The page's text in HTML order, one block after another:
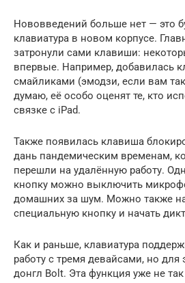
Нововведений больше нет — это
клавиатура в новом корпусе.
затронули сами клавиши:
впервые. Например, добавилась
смайликами (эмодзи, если вам
думаю, её особо оценят те, кто
связке с iPad.
Также появилась клавиша
дань пандемическим временам,
перешли на удалённую работу.
кнопку можно выключить
домашних за шум. Можно также
специальную кнопку и начать
Как и раньше, клавиатура
работу с тремя девайсами, но для
донгл Bolt. Эта функция уже не так